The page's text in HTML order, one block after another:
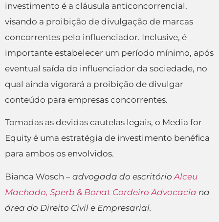
investimento é a cláusula anticoncorrencial,
visando a proibição de divulgação de marcas
concorrentes pelo influenciador. Inclusive, é
importante estabelecer um período mínimo, após
eventual saída do influenciador da sociedade, no
qual ainda vigorará a proibição de divulgar
conteúdo para empresas concorrentes.
Tomadas as devidas cautelas legais, o Media for
Equity é uma estratégia de investimento benéfica
para ambos os envolvidos.
Bianca Wosch – advogada do escritório Alceu
Machado, Sperb & Bonat Cordeiro Advocacia na
área do Direito Civil e Empresarial.